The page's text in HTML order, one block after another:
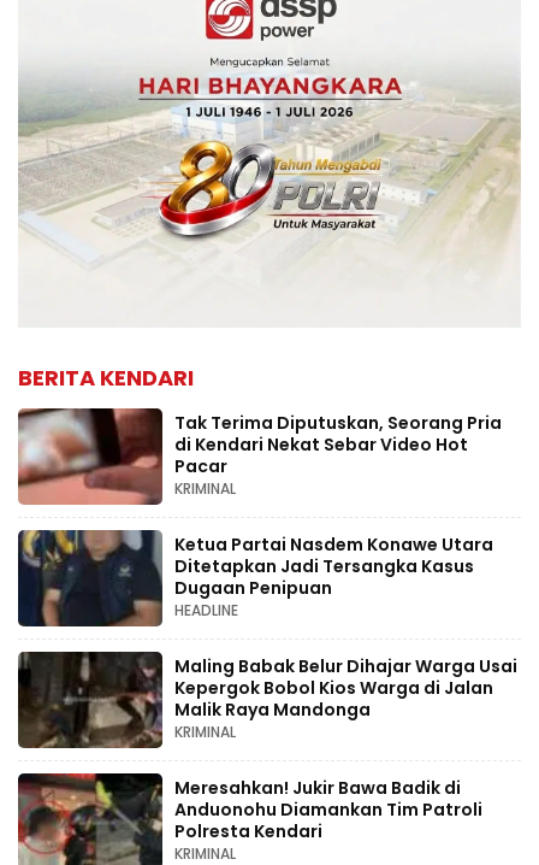
BERITA KENDARI
Tak Terima Diputuskan, Seorang Pria
di Kendari Nekat Sebar Video Hot
Pacar
KRIMINAL
Ketua Partai Nasdem Konawe Utara
Ditetapkan Jadi Tersangka Kasus
Dugaan Penipuan
HEADLINE
Maling Babak Belur Dihajar Warga Usai
Kepergok Bobol Kios Warga di Jalan
Malik Raya Mandonga
KRIMINAL
Meresahkan! Jukir Bawa Badik di
Anduonohu Diamankan Tim Patroli
Polresta Kendari
KRIMINAL